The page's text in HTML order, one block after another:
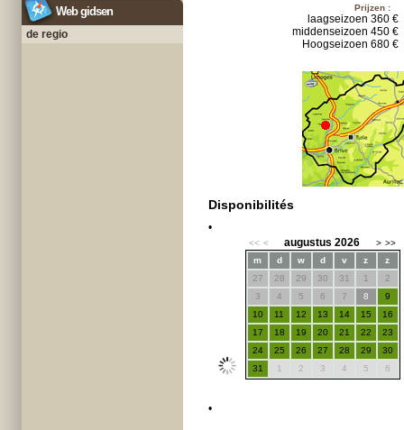
Web gidsen
de regio
Prijzen :
laagseizoen 360 €
middenseizoen 450 €
Hoogseizoen 680 €
Disponibilités
•
augustus 2026
<< < >>
>
m
d w d v z
z
27
28 29 30 31 1
2
3
4 5 6 7 8
9
10
11 12 13 14 15
16
17
18 19 20 21 22
23
24
25 26 27 28 29
30
31
1 2 3 4 5 6
•